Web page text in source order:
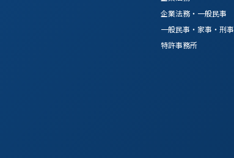
企業法務・一般民事
一般民事・家事・刑事
特許事務所